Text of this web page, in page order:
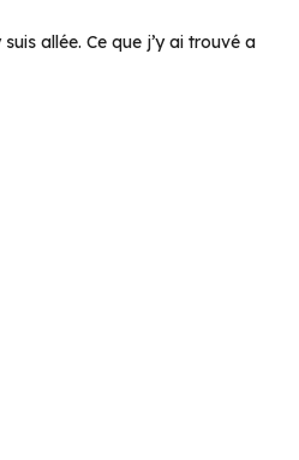
allée. Ce que j’y ai trouvé a